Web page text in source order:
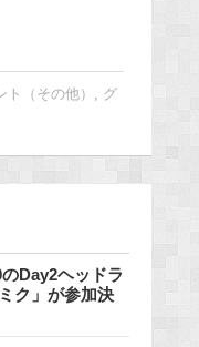
ト（その他）
グ
Day2ヘッドラ
ク」が参加決